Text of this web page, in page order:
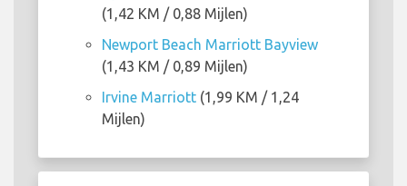
(1,42 KM / 0,88 Mijlen)
Newport Beach Marriott Bayview
(1,43 KM / 0,89 Mijlen)
Irvine Marriott (1,99 KM / 1,24
Mijlen)